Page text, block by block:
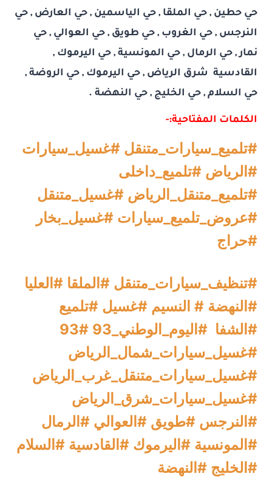
حي حطين , حي الملقا , حي الياسمين , حي العارض , حي
النرجس , حي الغروب , حي طويق , حي العوالي , حي
نمار , حي الرمال , حي المونسية , حي اليرموك ,
القادسية شرق الرياض , حي اليرموك , حي الروضة ,
حي السلام , حي الخليج , حي النهضة .
الكلمات المفتاحية:-
#تلميع_سيارات_متنقل #غسيل_سيارات
#الرياض #تلميع_داخلى
#تلميع_متنقل_الرياض #غسيل_متنقل
#عروض_تلميع_سيارات #غسيل_بخار
#حراج
#تنظيف_سيارات_متنقل #الملقا #العليا
#النهضة # النسيم #غسيل #تلميع
#الشفا #اليوم_الوطني_93 #93
#غسيل_سيارات_شمال_الرياض
#غسيل_سيارات_متنقل_غرب_الرياض
#غسيل_سيارات_شرق_الرياض
#النرجس #طويق #العوالي #الرمال
#المونسية #اليرموك #القادسية #السلام
#الخليج #النهضة